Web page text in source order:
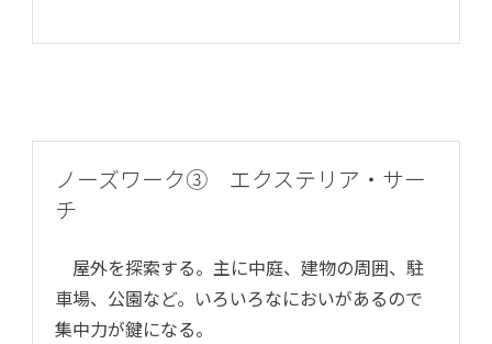
ノーズワーク③ エクステリア・サー
チ
屋外を探索する。主に中庭、建物の周囲、駐
車場、公園など。いろいろなにおいがあるので
集中力が鍵になる。